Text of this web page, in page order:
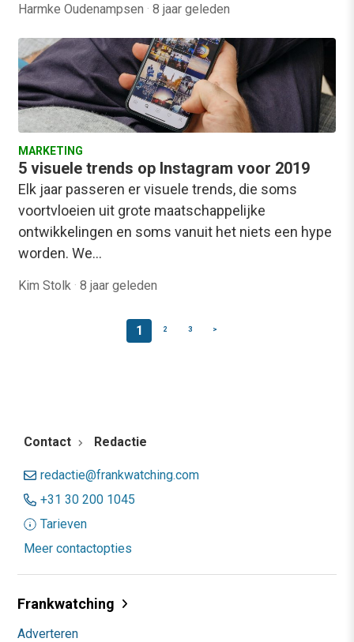
Harmke Oudenampsen · 8 jaar geleden
MARKETING
5 visuele trends op Instagram voor 2019
Elk jaar passeren er visuele trends, die soms
voortvloeien uit grote maatschappelijke
ontwikkelingen en soms vanuit het niets een hype
worden. We…
Kim Stolk · 8 jaar geleden
1 2 3 >
Contact Redactie
redactie@frankwatching.com
+31 30 200 1045
Tarieven
Meer contactopties
Frankwatching
Adverteren